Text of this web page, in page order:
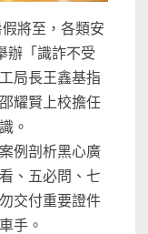
假將至，各類安
辦「識詐不受
局長王鑫基指
耀賢上校擔任
。
例剖析黑心廣
、五必問、七
交付重要證件
手。